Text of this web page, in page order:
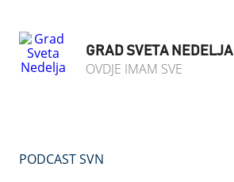
GRAD SVETA NEDELJA
OVDJE IMAM SVE
PODCAST SVN